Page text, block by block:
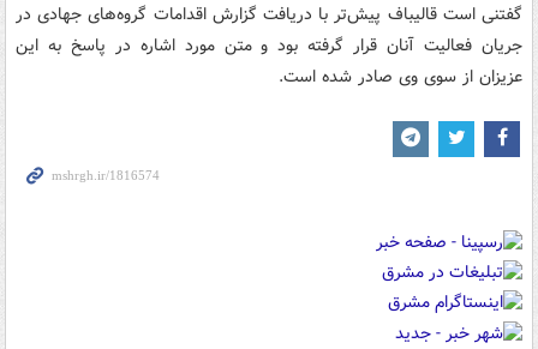
گفتنی است قالیباف پیش‌تر با دریافت گزارش اقدامات گروه‌های جهادی در
جریان فعالیت آنان قرار گرفته بود و متن مورد اشاره در پاسخ به این
عزیزان از سوی وی صادر شده است.